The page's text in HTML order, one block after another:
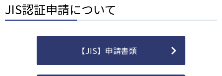
JIS認証申請について
【JIS】申請書類